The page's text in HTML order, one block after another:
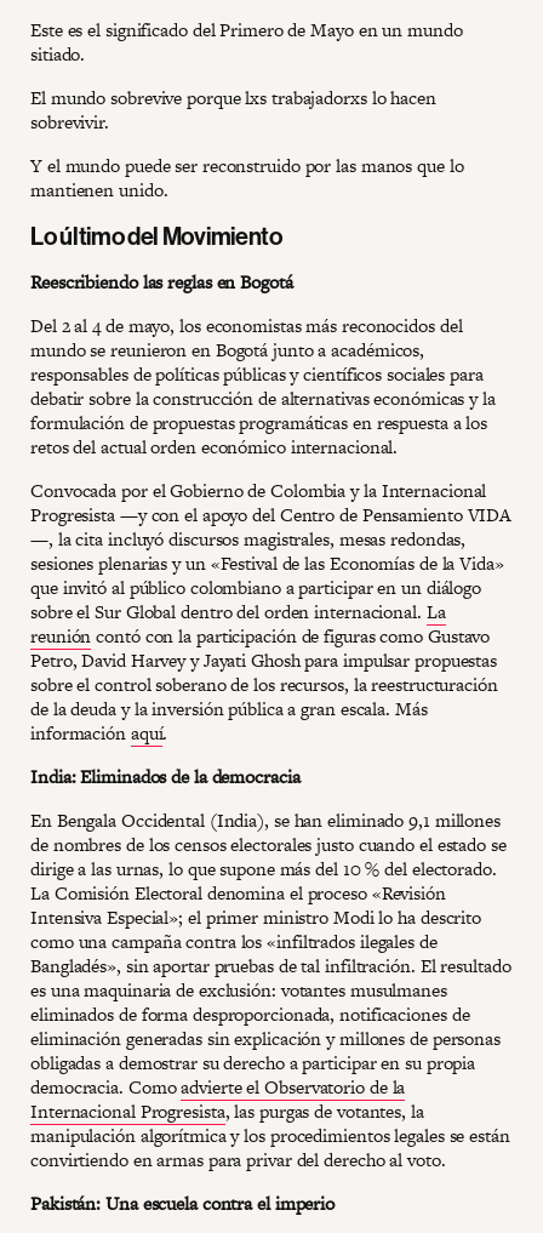
Este es el significado del Primero de Mayo en un mundo
sitiado.
El mundo sobrevive porque lxs trabajadorxs lo hacen
sobrevivir.
Y el mundo puede ser reconstruido por las manos que lo
mantienen unido.
Lo último del Movimiento
Reescribiendo las reglas en Bogotá
Del 2 al 4 de mayo, los economistas más reconocidos del
mundo se reunieron en Bogotá junto a académicos,
responsables de políticas públicas y científicos sociales para
debatir sobre la construcción de alternativas económicas y la
formulación de propuestas programáticas en respuesta a los
retos del actual orden económico internacional.
Convocada por el Gobierno de Colombia y la Internacional
Progresista —y con el apoyo del Centro de Pensamiento VIDA
—, la cita incluyó discursos magistrales, mesas redondas,
sesiones plenarias y un «Festival de las Economías de la Vida»
que invitó al público colombiano a participar en un diálogo
sobre el Sur Global dentro del orden internacional. La
reunióncontó con la participación de figuras como Gustavo
Petro, David Harvey y Jayati Ghosh para impulsar propuestas
sobre el control soberano de los recursos, la reestructuración
de la deuda y la inversión pública a gran escala. Más
informaciónaquí.
India: Eliminados de la democracia
En Bengala Occidental (India), se han eliminado 9,1 millones
de nombres de los censos electorales justo cuando el estado se
dirige a las urnas, lo que supone más del 10 % del electorado.
La Comisión Electoral denomina el proceso «Revisión
Intensiva Especial»; el primer ministro Modi lo ha descrito
como una campaña contra los «infiltrados ilegales de
Bangladés», sin aportar pruebas de tal infiltración. El resultado
es una maquinaria de exclusión: votantes musulmanes
eliminados de forma desproporcionada, notificaciones de
eliminación generadas sin explicación y millones de personas
obligadas a demostrar su derecho a participar en su propia
democracia. Comoadvierte el Observatorio de la
Internacional Progresista, las purgas de votantes, la
manipulación algorítmica y los procedimientos legales se están
convirtiendo en armas para privar del derecho al voto.
Pakistán: Una escuela contra el imperio